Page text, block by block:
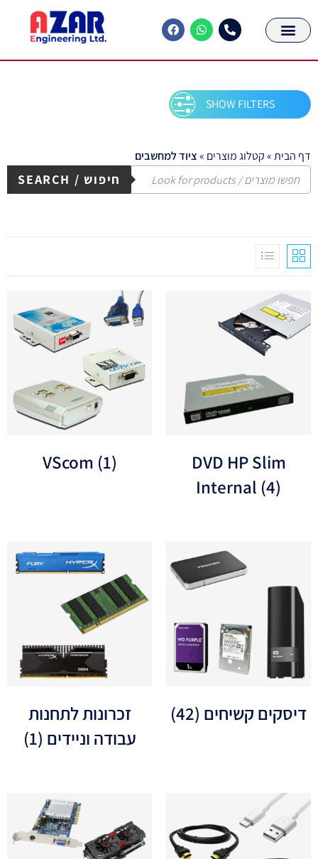
SHOW FILTERS
דף הבית»קטלוג מוצרים »ציוד למחשבים
חיפוש / SEARCH
DVD HP Slim
Internal (4)
VScom (1)
דיסקים קשיחים (42)
זכרונות לתחנות
עבודה וניידים (1)